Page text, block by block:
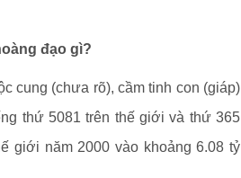
đạo gì?
cung (chưa rõ), cầm tinh con (giáp)
thứ 5081 trên thế giới và thứ 365
giới năm 2000 vào khoảng 6.08 tỷ